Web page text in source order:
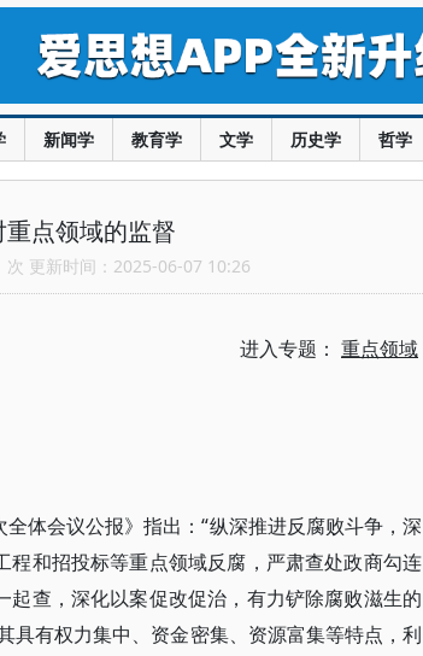
新闻学 教育学 文学 历史学 哲学
点领域的监督
更新时间：2025-06-07 10:26
进入专题： 重点领域
体会议公报》指出：“纵深推进反腐败斗争，深
和招投标等重点领域反腐，严肃查处政商勾连
查，深化以案促改促治，有力铲除腐败滋生的
具有权力集中、资金密集、资源富集等特点，利